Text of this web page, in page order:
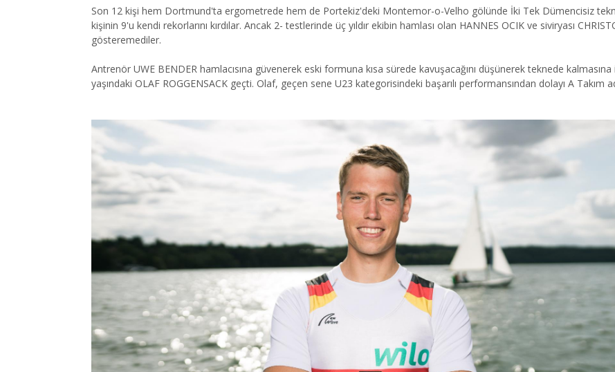
Son 12 kişi hem Dortmund'ta ergometrede hem de Portekiz'deki Montemor-o-Velho gölünde İki Tek Dümencisiz
kişinin 9'u kendi rekorlarını kırdılar. Ancak 2- testlerinde üç yıldır ekibin hamlası olan HANNES OCIK ve siviryası
gösteremediler.
Antrenör UWE BENDER hamlacısına güvenerek eski formuna kısa sürede kavuşacağını düşünerek teknede
yaşındaki OLAF ROGGENSACK geçti. Olaf, geçen sene U23 kategorisindeki başarılı performansından dolayı A Takım